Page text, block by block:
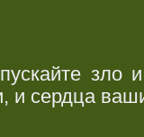
зло
и сердца